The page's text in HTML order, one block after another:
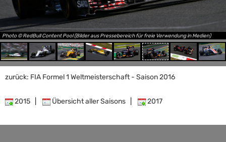
Photo © RedBull Content Pool (Bilder aus Pressebereich für freie Verwendung in Medien)
zurück: FIA Formel 1 Weltmeisterschaft - Saison 2016
2015 Übersicht aller Saisons 2017